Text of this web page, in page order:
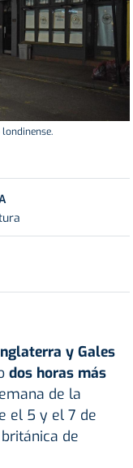
y Gales
dos horas más
de la
el 5 y el 7 de
de